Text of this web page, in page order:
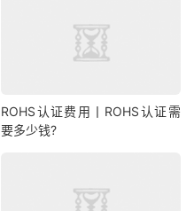
ROHS认证费用丨ROHS认证需
要多少钱?